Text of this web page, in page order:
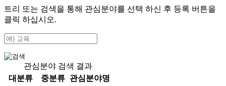
트리 또는 검색을 통해 관심분야를 선택 하신 후 등록 버튼을
클릭 하십시오.
관심분야 검색 결과
대분류
중분류
관심분야명